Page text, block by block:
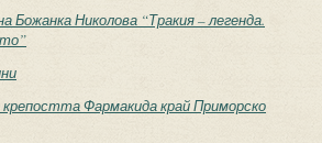
Божанка Николова “Тракия – легенда.
Фармакида край Приморско